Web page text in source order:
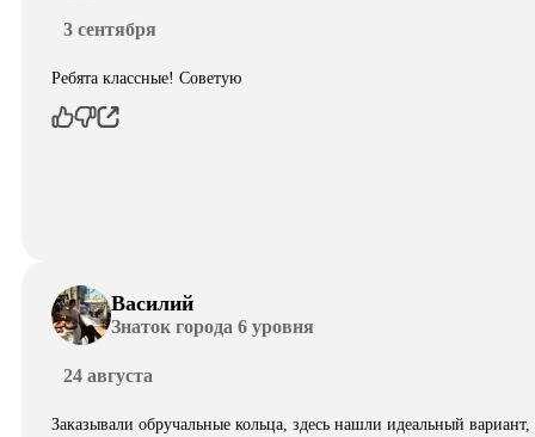
3 сентября
Ребята классные! Советую
Василий
Знаток города 6 уровня
24 августа
Заказывали обручальные кольца, здесь нашли идеальный вариант,